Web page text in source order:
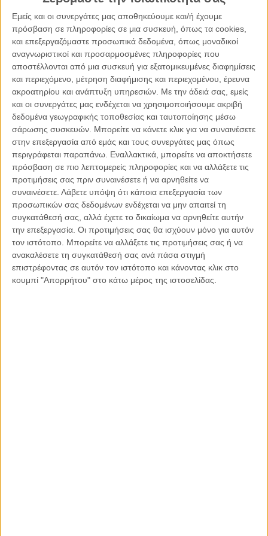
Εμείς και οι συνεργάτες μας αποθηκεύουμε και/ή έχουμε
πρόσβαση σε πληροφορίες σε μια συσκευή, όπως τα cookies,
και επεξεργαζόμαστε προσωπικά δεδομένα, όπως μοναδικοί
αναγνωριστικοί και προσαρμοσμένες πληροφορίες που
αποστέλλονται από μια συσκευή για εξατομικευμένες διαφημίσεις
και περιεχόμενο, μέτρηση διαφήμισης και περιεχομένου, έρευνα
ακροατηρίου και ανάπτυξη υπηρεσιών. Με την άδειά σας, εμείς
και οι συνεργάτες μας ενδέχεται να χρησιμοποιήσουμε ακριβή
δεδομένα γεωγραφικής τοποθεσίας και ταυτοποίησης μέσω
σάρωσης συσκευών. Μπορείτε να κάνετε κλικ για να συναινέσετε
στην επεξεργασία από εμάς και τους συνεργάτες μας όπως
περιγράφεται παραπάνω. Εναλλακτικά, μπορείτε να αποκτήσετε
πρόσβαση σε πιο λεπτομερείς πληροφορίες και να αλλάξετε τις
προτιμήσεις σας πριν συναινέσετε ή να αρνηθείτε να
συναινέσετε. Λάβετε υπόψη ότι κάποια επεξεργασία των
προσωπικών σας δεδομένων ενδέχεται να μην απαιτεί τη
συγκατάθεσή σας, αλλά έχετε το δικαίωμα να αρνηθείτε αυτήν
την επεξεργασία. Οι προτιμήσεις σας θα ισχύουν μόνο για αυτόν
τον ιστότοπο. Μπορείτε να αλλάξετε τις προτιμήσεις σας ή να
ανακαλέσετε τη συγκατάθεσή σας ανά πάσα στιγμή
επιστρέφοντας σε αυτόν τον ιστότοπο και κάνοντας κλικ στο
κουμπί "Απορρήτου" στο κάτω μέρος της ιστοσελίδας.
προϊστάμενο προς τον υφιστάμενο), είτε στην οριζόντια
μορφή (εργαζόμενος εναντίον εργαζομένου).
Το επόμενο χρονικό διάστημα αναμένεται να είναι πολύ
δύσκολο για όλους. Ο εργασιακός τομέας έχει πληγεί και θα
πληγεί ακόμη περισσότερο. Ο εργασιακός εκφοβισμός
αναμένεται να αυξηθεί. Είναι σημαντικό να διασφαλιστεί ότι
ο εργαζόμενος δεν θα αναγκαστεί να «αποδεχτεί αγόγγυστα»
την κατάσταση αυτή, επειδή θα θέτει ως προτεραιότητά του
την ανάγκη του για επιβίωση.
Η Δωρίτα Μαρκαντώνη είναι Εκπαιδευτικός – Συγγραφέας –
MSc in Leadership and Management in Education –
Εισηγήτρια σε θέματα Σχολικού Εκφοβισμού
Κοινοποιήστε:
Facebook X LinkedIn WhatsApp
Εκτύπωση